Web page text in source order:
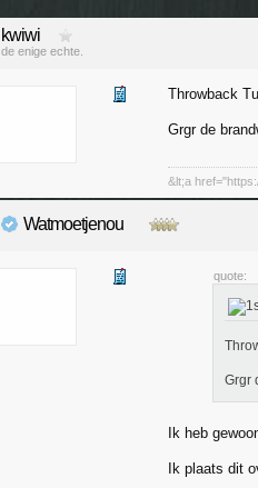
kwiwi
de enige echte.
Throwback
Grgr de
&lt;a
Watmoetjenou
quote:
Grgr
Ik heb
Ik plaats dit